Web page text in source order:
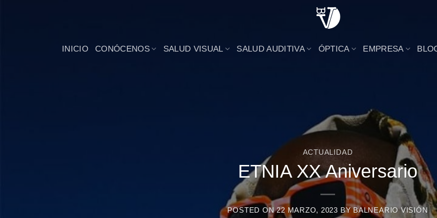
INICIO CONÓCENOS SALUD VISUAL SALUD AUDITIVA ÓPTICA EMPRESA
ACTUALIDAD
ETNIA XX Aniversario
POSTED ON22 MARZO, 2023 BYBALNEARIO VISIÓN